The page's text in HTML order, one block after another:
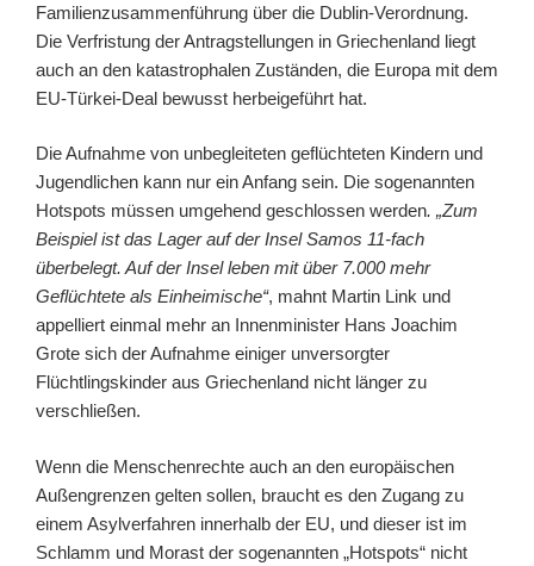
Familienzusammenführung über die Dublin-Verordnung.
Die Verfristung der Antragstellungen in Griechenland liegt
auch an den katastrophalen Zuständen, die Europa mit dem
EU-Türkei-Deal bewusst herbeigeführt hat.
Die Aufnahme von unbegleiteten geflüchteten Kindern und
Jugendlichen kann nur ein Anfang sein. Die sogenannten
Hotspots müssen umgehend geschlossen werden. „Zum
Beispiel ist das Lager auf der Insel Samos 11-fach
überbelegt. Auf der Insel leben mit über 7.000 mehr
Geflüchtete als Einheimische“, mahnt Martin Link und
appelliert einmal mehr an Innenminister Hans Joachim
Grote sich der Aufnahme einiger unversorgter
Flüchtlingskinder aus Griechenland nicht länger zu
verschließen.
Wenn die Menschenrechte auch an den europäischen
Außengrenzen gelten sollen, braucht es den Zugang zu
einem Asylverfahren innerhalb der EU, und dieser ist im
Schlamm und Morast der sogenannten „Hotspots“ nicht